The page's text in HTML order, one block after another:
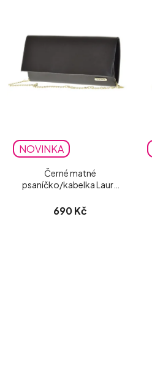
NOVINKA
Černé matné
psaníčko/kabelka Laura
690 Kč